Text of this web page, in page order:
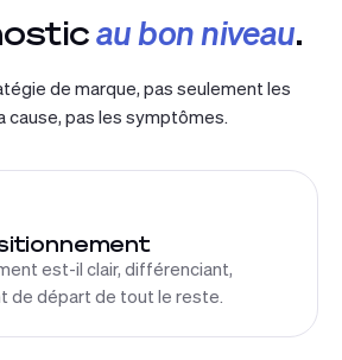
au bon niveau.
de marque, pas seulement les
cause, pas les symptômes.
est-il clair, différenciant,
de départ de tout le reste.